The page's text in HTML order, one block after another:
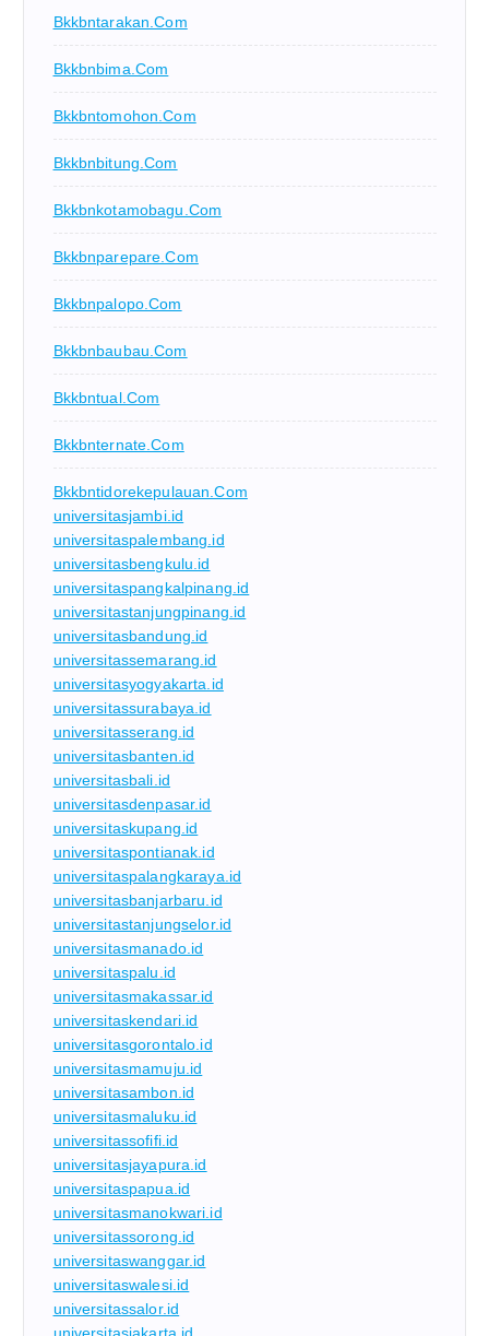
Bkkbntarakan.com
Bkkbnbima.com
Bkkbntomohon.com
Bkkbnbitung.com
Bkkbnkotamobagu.com
Bkkbnparepare.com
Bkkbnpalopo.com
Bkkbnbaubau.com
Bkkbntual.com
Bkkbnternate.com
Bkkbntidorekepulauan.com
universitasjambi.id
universitaspalembang.id
universitasbengkulu.id
universitaspangkalpinang.id
universitastanjungpinang.id
universitasbandung.id
universitassemarang.id
universitasyogyakarta.id
universitassurabaya.id
universitasserang.id
universitasbanten.id
universitasbali.id
universitasdenpasar.id
universitaskupang.id
universitaspontianak.id
universitaspalangkaraya.id
universitasbanjarbaru.id
universitastanjungselor.id
universitasmanado.id
universitaspalu.id
universitasmakassar.id
universitaskendari.id
universitasgorontalo.id
universitasmamuju.id
universitasambon.id
universitasmaluku.id
universitassofifi.id
universitasjayapura.id
universitaspapua.id
universitasmanokwari.id
universitassorong.id
universitaswanggar.id
universitaswalesi.id
universitassalor.id
universitasjakarta.id